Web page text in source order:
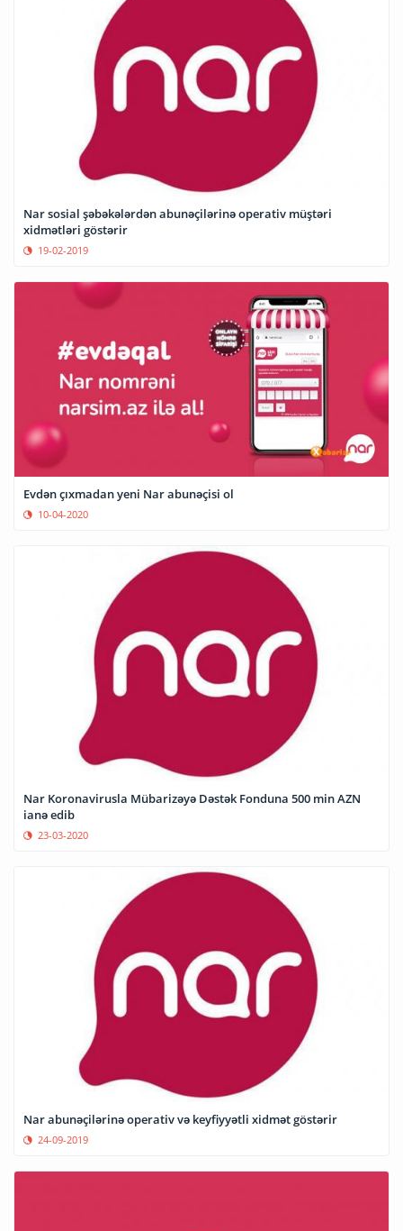
Nar sosial şəbəkələrdən abunəçilərinə operativ müştəri
xidmətləri göstərir
19-02-2019
Evdən çıxmadan yeni Nar abunəçisi ol
10-04-2020
Nar Koronavirusla Mübarizəyə Dəstək Fonduna 500 min AZN
ianə edib
23-03-2020
Nar abunəçilərinə operativ və keyfiyyətli xidmət göstərir
24-09-2019